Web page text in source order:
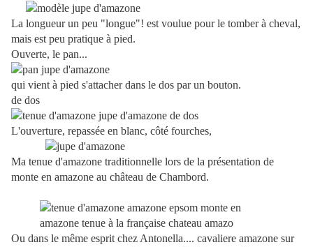
La longueur un peu "longue"! est voulue pour le tomber à cheval,
mais est peu pratique à pied.
Ouverte, le pan...
qui vient à pied s'attacher dans le dos par un bouton.
de dos
L'ouverture, repassée en blanc, côté fourches,
Ma tenue d'amazone traditionnelle lors de la présentation de
monte en amazone au château de Chambord.
Ou dans le même esprit chez Antonella.... cavaliere amazone sur